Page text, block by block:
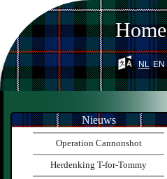
Home
nl en
Nieuws
Operation Cannonshot
Herdenking T-for-Tommy